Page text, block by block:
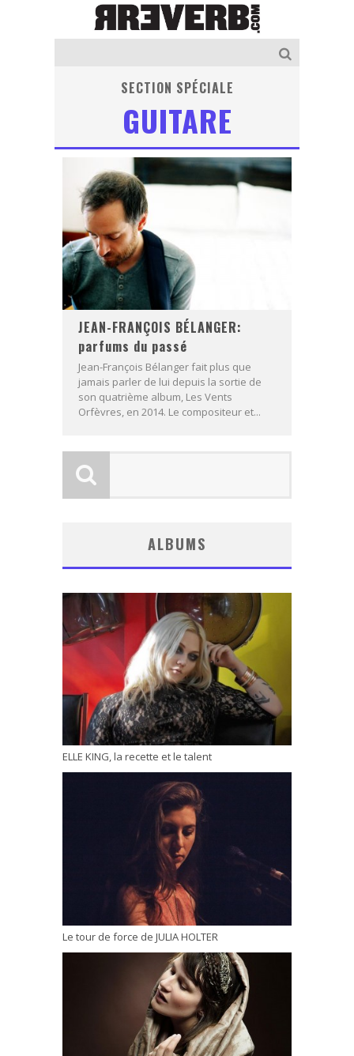
SECTION SPÉCIALE
GUITARE
JEAN-FRANÇOIS BÉLANGER:
parfums du passé
Jean-François Bélanger fait plus que
jamais parler de lui depuis la sortie de
son quatrième album, Les Vents
Orfèvres, en 2014. Le compositeur et...
ALBUMS
ELLE KING, la recette et le talent
Le tour de force de JULIA HOLTER